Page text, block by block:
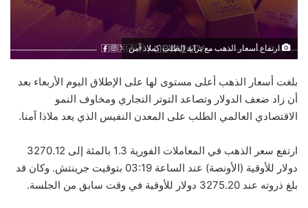
ارتفاع أسعار الذهب مع تزايد الطلب كملاذ آمن
بلغت أسعار الذهب أعلى مستوى لها على الإطلاق اليوم الأربعاء بعد
أن زاد ضعف الدولار وتصاعد التوتر التجاري ومخاوف النمو
الاقتصادي العالمي الطلب على المعدن النفيس الذي يعد ملاذا آمنا.
ارتفع سعر الذهب في المعاملات الفورية 1.3 بالمئة إلى 3270.12
دولار للأوقية (الأونصة) عند الساعة 03:19 بتوقيت جرينتش. وكان قد
بلغ ذروته عند 3275.20 دولار للأوقية في وقت سابق من الجلسة.